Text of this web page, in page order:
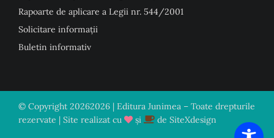
Rapoarte de aplicare a Legii nr. 544/2001
Solicitare informații
Buletin informativ
© Copyright 20262026 | Editura Junimea – Toate drepturile
rezervate | Site realizat cu
și de SiteXdesign